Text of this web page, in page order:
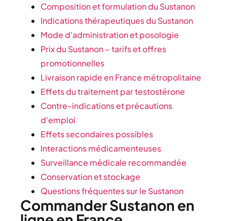
Composition et formulation du Sustanon
Indications thérapeutiques du Sustanon
Mode d'administration et posologie
Prix du Sustanon – tarifs et offres
promotionnelles
Livraison rapide en France métropolitaine
Effets du traitement par testostérone
Contre-indications et précautions
d'emploi
Effets secondaires possibles
Interactions médicamenteuses
Surveillance médicale recommandée
Conservation et stockage
Questions fréquentes sur le Sustanon
Commander Sustanon en